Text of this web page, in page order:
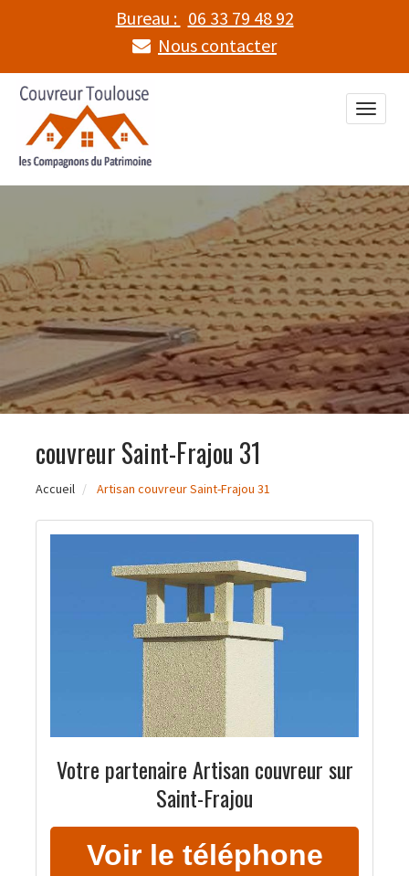
Bureau : 06 33 79 48 92
Nous contacter
Toggle
couvreur Saint-Frajou 31
Accueil Artisan couvreur Saint-Frajou 31
Votre partenaire Artisan couvreur sur
Saint-Frajou